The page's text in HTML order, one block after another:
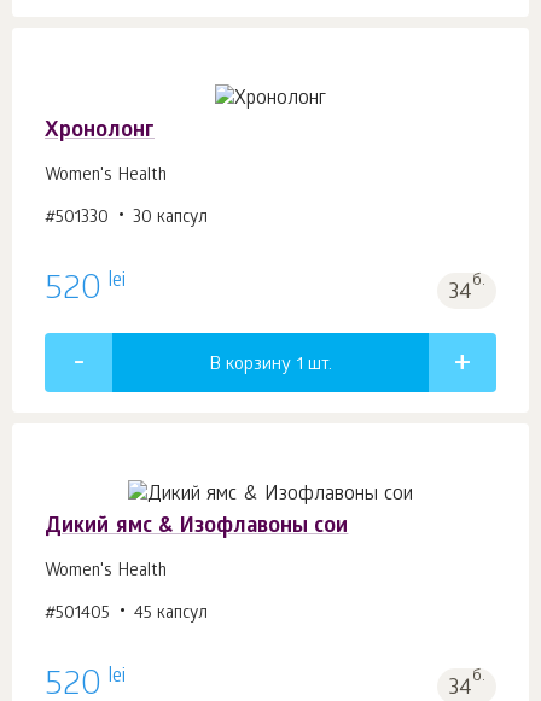
Хронолонг
Women's Health
#501330 30 капсул
520 lei 34б.
В корзину 1 шт.
Дикий ямс & Изофлавоны сои
Women's Health
#501405 45 капсул
520 lei 34б.